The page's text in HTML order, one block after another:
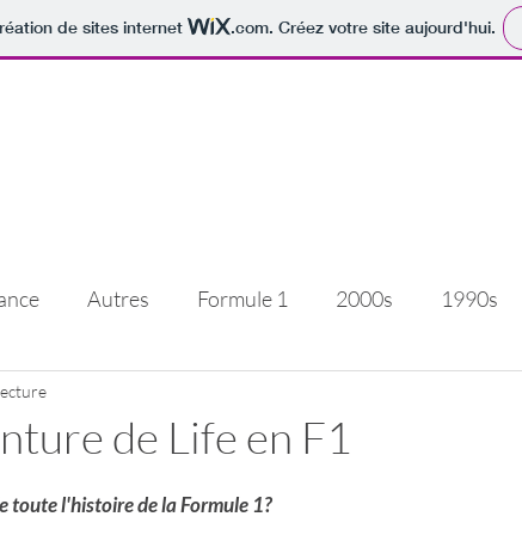
de sites internet .com. Créez votre site aujourd'hui.
Autres Formule 1 2000s 1990s
allemagne
de Life en F1
toute l'histoire de la Formule 1?